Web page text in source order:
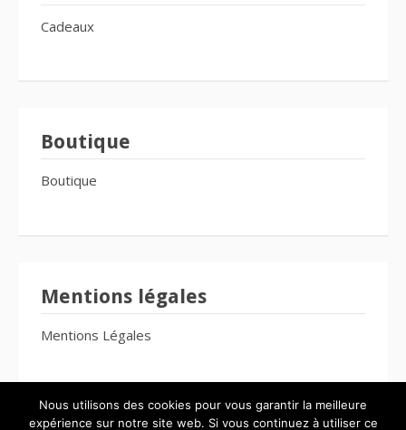
Cadeaux
Boutique
Boutique
Mentions légales
Mentions Légales
Nous utilisons des cookies pour vous garantir la meilleure
expérience sur notre site web. Si vous continuez à utiliser ce